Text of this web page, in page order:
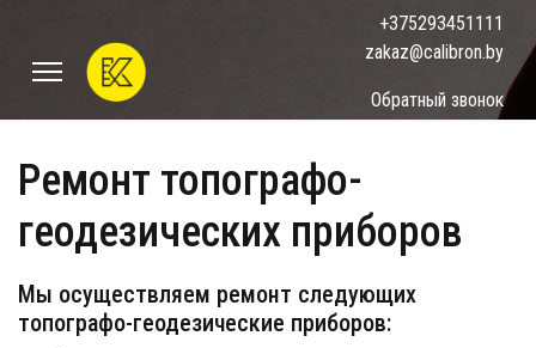
+375293451111
zakaz@calibron.by
Обратный звонок
Ремонт топографо-
геодезических приборов
Мы осуществляем ремонт следующих
топографо-геодезические приборов: